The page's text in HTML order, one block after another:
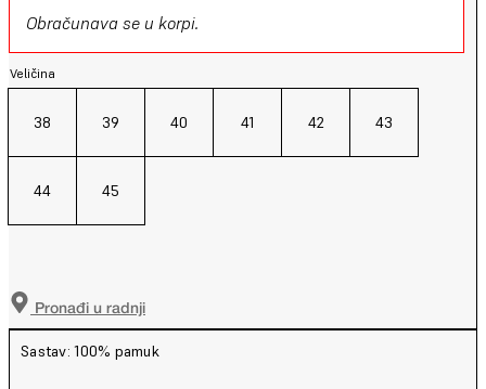
Obračunava se u korpi.
Veličina
38 39 40 41 42 43
44 45
Pronađi u radnji
Sastav: 100% pamuk